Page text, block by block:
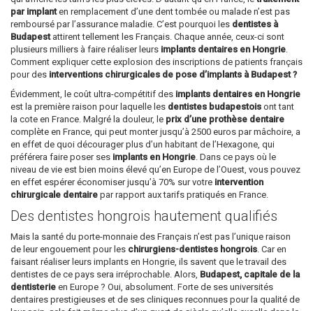
par implanten remplacement d’une dent tombée ou malade n’est pas
remboursé par l’assurance maladie. C’est pourquoi les dentistes à
Budapestattirent tellement les Français. Chaque année, ceux-ci sont
plusieurs milliers à faire réaliser leurs implants dentaires en Hongrie.
Comment expliquer cette explosion des inscriptions de patients français
pour des interventions chirurgicales de pose d’implants à Budapest ?
Évidemment, le coût ultra-compétitif des implants dentaires en Hongrie
est la première raison pour laquelle les dentistes budapestois ont tant
la cote en France. Malgré la douleur, le prix d’une prothèse dentaire
complète en France, qui peut monter jusqu’à 2500 euros par mâchoire, a
en effet de quoi décourager plus d’un habitant de l’Hexagone, qui
préférera faire poser ses implants en Hongrie. Dans ce pays où le
niveau de vie est bien moins élevé qu’en Europe de l’Ouest, vous pouvez
en effet espérer économiser jusqu’à 70% sur votre intervention
chirurgicale dentaire par rapport aux tarifs pratiqués en France.
Des dentistes hongrois hautement qualifiés
Mais la santé du porte-monnaie des Français n’est pas l’unique raison
de leur engouement pour les chirurgiens-dentistes hongrois. Car en
faisant réaliser leurs implants en Hongrie, ils savent que le travail des
dentistes de ce pays sera irréprochable. Alors, Budapest, capitale de la
dentisterie en Europe ? Oui, absolument. Forte de ses universités
dentaires prestigieuses et de ses cliniques reconnues pour la qualité de